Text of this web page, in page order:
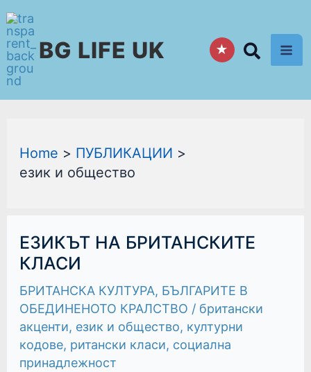
Skip
to
contentBG LIFE UK ★
Home
ПУБЛИКАЦИИ
език и общество
ЕЗИКЪТ НА БРИТАНСКИТЕ
КЛАСИ
БРИТАНСКА КУЛТУРА, БЪЛГАРИТЕ В
ОБЕДИНЕНОТО КРАЛСТВО / британски
акценти, език и общество, културни
кодове, ритански класи, социална
принадлежност
ЕЗИКЪТ
НА
БРИТАНСКИТЕ
КЛАСИ